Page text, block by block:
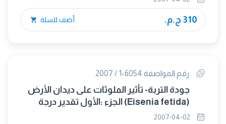
310 ج.م. أضف للسلة
رقم المواصفة 6054-1 / 2007
جودة التربة- تأثير الملوثات على ديدان الأرض
(Eisenia fetida) الجزء :الأول تقدير درجة
السمية الحادة بإستخدام الأرض الصناعية